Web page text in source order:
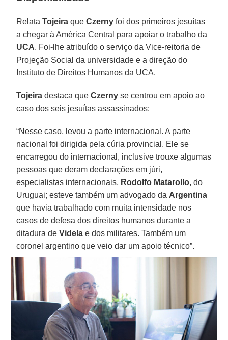
RelataTojeira queCzerny foi dos primeiros jesuítas
a chegar à América Central para apoiar o trabalho da
UCA. Foi-lhe atribuído o serviço da Vice-reitoria de
Projeção Social da universidade e a direção do
Instituto de Direitos Humanos da UCA.
Tojeira destaca queCzerny se centrou em apoio ao
caso dos seis jesuítas assassinados:
“Nesse caso, levou a parte internacional. A parte
nacional foi dirigida pela cúria provincial. Ele se
encarregou do internacional, inclusive trouxe algumas
pessoas que deram declarações em júri,
especialistas internacionais, Rodolfo Matarollo, do
Uruguai; esteve também um advogado da Argentina
que havia trabalhado com muita intensidade nos
casos de defesa dos direitos humanos durante a
ditadura deVidela e dos militares. Também um
coronel argentino que veio dar um apoio técnico”.